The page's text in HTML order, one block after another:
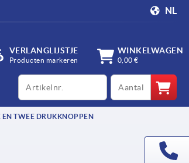
NL
VERLANGLIJSTJE
Producten markeren
WINKELWAGEN
0,00 €
productCode qty
EN TWEE DRUKKNOPPEN